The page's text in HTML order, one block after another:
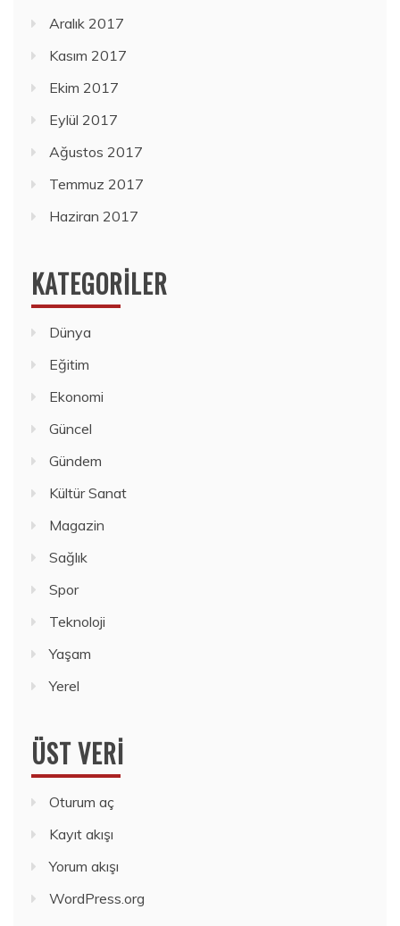
Aralık 2017
Kasım 2017
Ekim 2017
Eylül 2017
Ağustos 2017
Temmuz 2017
Haziran 2017
KATEGORILER
Dünya
Eğitim
Ekonomi
Güncel
Gündem
Kültür Sanat
Magazin
Sağlık
Spor
Teknoloji
Yaşam
Yerel
ÜST VERI
Oturum aç
Kayıt akışı
Yorum akışı
WordPress.org